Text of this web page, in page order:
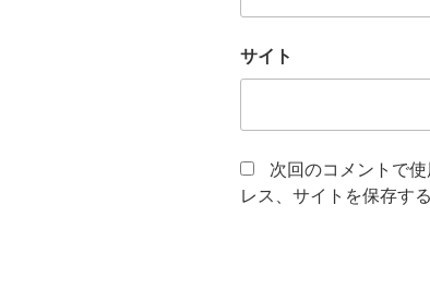
サイト
次回のコメントで
レス、サイトを保存する